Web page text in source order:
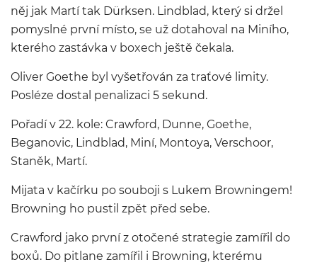
něj jak Martí tak Dürksen. Lindblad, který si držel
pomyslné první místo, se už dotahoval na Miního,
kterého zastávka v boxech ještě čekala.
Oliver Goethe byl vyšetřován za traťové limity.
Posléze dostal penalizaci 5 sekund.
Pořadí v 22. kole: Crawford, Dunne, Goethe,
Beganovic, Lindblad, Miní, Montoya, Verschoor,
Staněk, Martí.
Mijata v kačírku po souboji s Lukem Browningem!
Browning ho pustil zpět před sebe.
Crawford jako první z otočené strategie zamířil do
boxů. Do pitlane zamířil i Browning, kterému